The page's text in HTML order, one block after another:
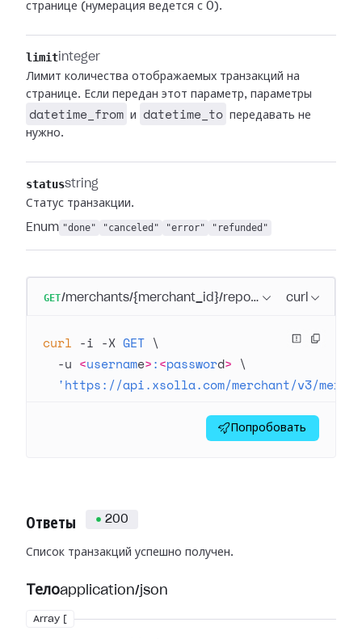
странице (нумерация ведется с 0).
limit integer
Лимит количества отображаемых транзакций на
странице. Если передан этот параметр, параметры
datetime_from и datetime_to передавать не
нужно.
statusstring
Статус транзакции.
Enum "done" "canceled" "error" "refunded"
GET/merchants/{merchant_id}/reports/transactions/
curl
curl -i -X GET \
  -u
<username>:<password> \
'https://api.xsolla.com/merchant/v3/
Попробовать
Ответы 200
Список транзакций успешно получен.
Телоapplication/json
Array [